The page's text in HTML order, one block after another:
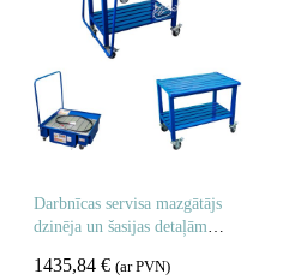
Darbnīcas servisa mazgātājs
dzinēja un šasijas detaļām
1435,84 € (ar PVN)